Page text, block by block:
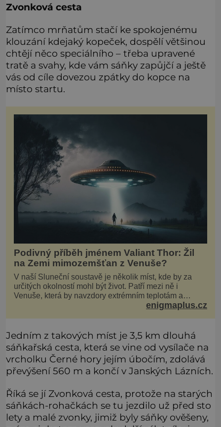
Zvonková cesta
Zatímco mrňatům stačí ke spokojenému
klouzání kdejaký kopeček, dospělí většinou
chtějí něco speciálního – třeba upravené
tratě a svahy, kde vám sáňky zapůjčí a ještě
vás od cíle dovezou zpátky do kopce na
místo startu.
Podivný příběh jménem Valiant Thor: Žil
na Zemi mimozemšťan z Venuše?
V naší Sluneční soustavě je několik míst, kde by za
určitých okolností mohl být život. Patří mezi ně i
Venuše, která by navzdory extrémním teplotám a
smrtícímu složení atmosféry teoreticky mohla ukrývat
enigmaplus.cz
Jedním z takových míst je 3,5 km dlouhá
sáňkařská cesta, která se vine od vysílače na
vrcholku Černé hory jejím úbočím, zdolává
převýšení 560 m a končí v Janských Lázních.
Říká se jí Zvonková cesta, protože na starých
sáňkách-rohačkách se tu jezdilo už před sto
lety a malé zvonky, jimiž byly sáňky ověšeny,